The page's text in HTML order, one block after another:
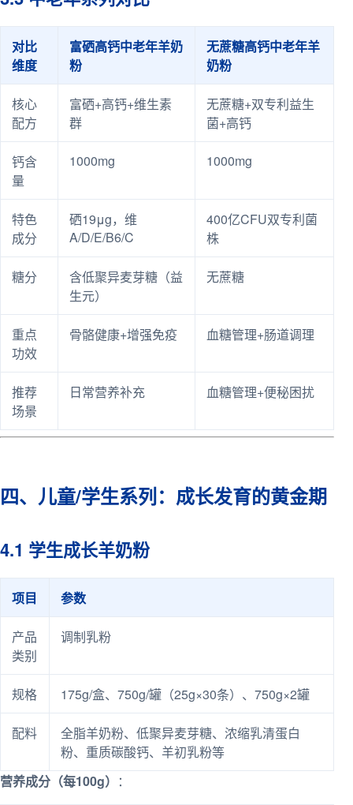
对比
维度
富硒高钙中老年羊奶
粉
无蔗糖高钙中老年羊
奶粉
核心
配方
富硒+高钙+维生素
群
无蔗糖+双专利益生
菌+高钙
钙含
量
1000mg 1000mg
特色
成分
硒19μg，维
A/D/E/B6/C
400亿CFU双专利菌
株
糖分
含低聚异麦芽糖（益
生元）
无蔗糖
重点
功效
骨骼健康+增强免疫 血糖管理+肠道调理
推荐
场景
日常营养补充 血糖管理+便秘困扰
四、儿童/学生系列：成长发育的黄金期
4.1 学生成长羊奶粉
项目 参数
产品
类别
调制乳粉
规格 175g/盒、750g/罐（25g×30条）、750g×2罐
配料
全脂羊奶粉、低聚异麦芽糖、浓缩乳清蛋白
粉、重质碳酸钙、羊初乳粉等
营养成分（每100g） ：